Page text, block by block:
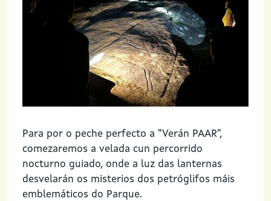
Para por o peche perfecto a "Verán PAAR",
comezaremos a velada cun percorrido
nocturno guiado, onde a luz das lanternas
desvelarán os misterios dos petróglifos máis
emblemáticos do Parque.